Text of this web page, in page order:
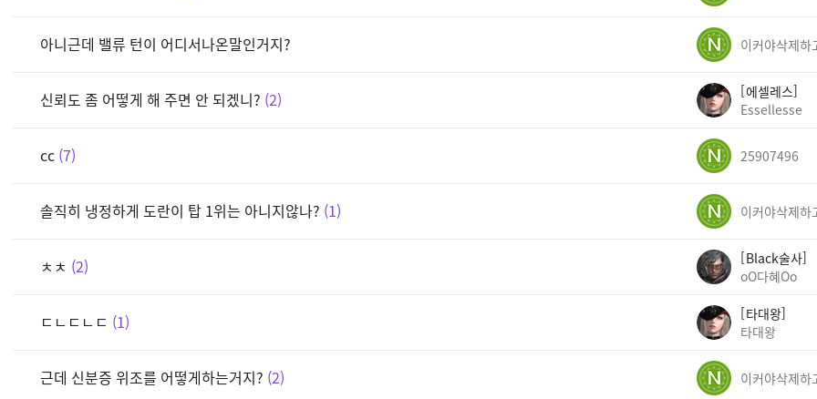
아니근데 밸류 턴이 어디서나온말인거지?
신뢰도 좀 어떻게 해 주면 안 되겠니? 2
에셀레스
Essellesse
cc 7 25907496
솔직히 냉정하게 도란이 탑 1위는 아니지않나? 1
ㅊㅊ 2
Black술사
oO다혜Oo
ㄷㄴㄷㄴㄷ 1
타대왕
타대왕
근데 신분증 위조를 어떻게하는거지? 2